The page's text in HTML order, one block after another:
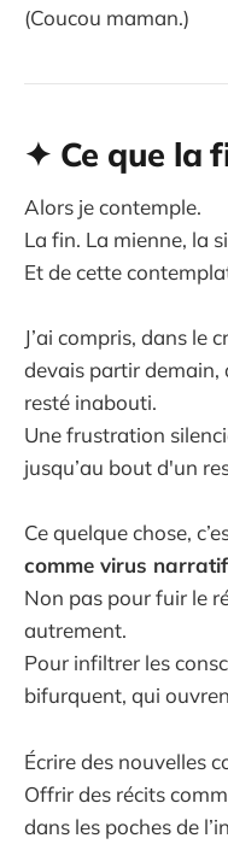
(Coucou maman.)
✦ Ce que la
Alors je contemple.
La fin. La mienne, la
Et de cette
J’ai compris, dans le
devais partir demain,
resté inabouti.
Une frustration
jusqu’au bout d'un
Ce quelque chose,
comme virus
Non pas pour fuir le
autrement.
Pour infiltrer les
bifurquent, qui
Écrire des nouvelles
Offrir des récits
dans les poches de